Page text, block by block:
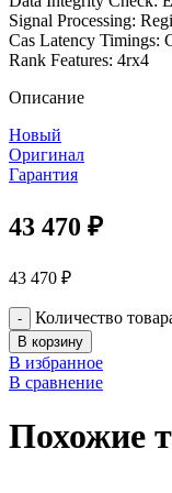
Signal Processing:
Cas Latency Timings:
Rank Features: 4rx4
Описание
Новый
Оригинал
Гарантия
43 470 ₽
43 470 ₽
Количество
В корзину
В избранное
В сравнение
Похожие